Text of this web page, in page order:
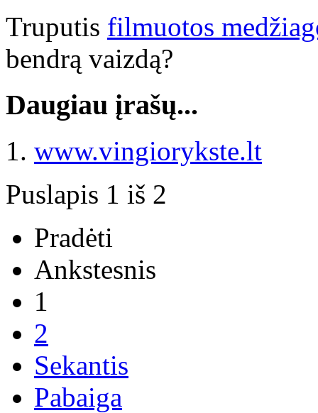
Truputis filmuotos
bendrą vaizdą?
Daugiau įrašų...
www.vingiorykste.lt
Puslapis 1 iš 2
Pradėti
Ankstesnis
1
2
Sekantis
Pabaiga